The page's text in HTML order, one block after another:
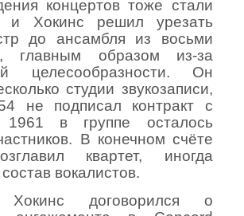
концертов тоже стали
и Хокинс решил урезать
до ансамбля из восьми
главным образом из-за
целесообразности. Он
студии звукозаписи,
не подписал контракт с
в группе осталось
В конечном счёте
квартет, иногда
вокалистов.
договорился о